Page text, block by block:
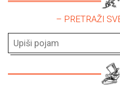
– PRETRAŽI